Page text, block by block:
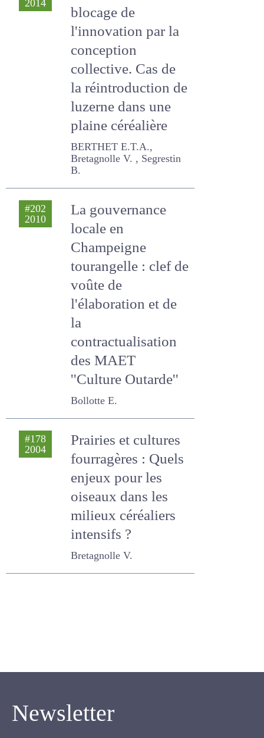
#217
Surmonter un
blocage de
l'innovation par la
conception
collective. Cas de la
réintroduction de
luzerne dans une
plaine céréalière
BERTHET E.T.A., Bretagnolle
V. , Segrestin B.
#202
2010
La gouvernance
locale en
Champeigne
tourangelle : clef
de voûte de
l'élaboration et de
la
contractualisation
des MAET ''Culture
Outarde''
Bollotte E.
#178
2004
Prairies et cultures
fourragères : Quels
enjeux pour les
oiseaux dans les
milieux céréaliers
intensifs ?
Bretagnolle V.
Newsletter